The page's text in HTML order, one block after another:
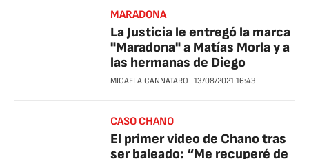
MARADONA
La Justicia le entregó la marca
"Maradona" a Matías Morla y a
las hermanas de Diego
MICAELA CANNATARO 13/08/2021 16:43
CASO CHANO
El primer video de Chano tras
ser baleado: “Me recuperé de